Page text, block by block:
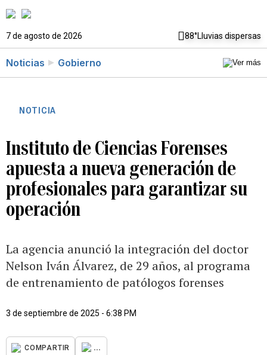
7 de agosto de 2026 88°Lluvias dispersas
Noticias Gobierno
NOTICIA
Instituto de Ciencias Forenses
apuesta a nueva generación de
profesionales para garantizar su
operación
La agencia anunció la integración del doctor
Nelson Iván Álvarez, de 29 años, al programa
de entrenamiento de patólogos forenses
3 de septiembre de 2025 - 6:38 PM
COMPARTIR ...